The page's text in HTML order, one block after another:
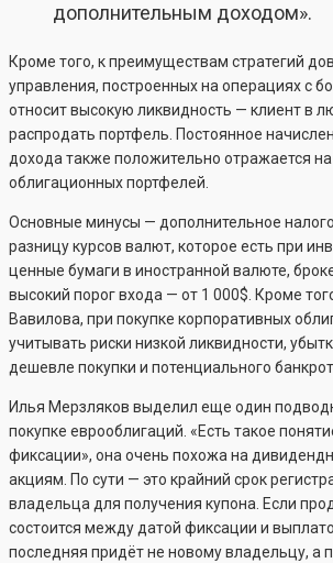
дополнительным доходом».
Кроме того, к преимуществам стратегий
управления, построенных на операциях с
относит высокую ликвидность — клиент в
распродать портфель. Постоянное
дохода также положительно отражается
облигационных портфелей.
Основные минусы — дополнительное
разницу курсов валют, которое есть при
ценные бумаги в иностранной валюте,
высокий порог входа — от 1 000$. Кроме
Вавилова, при покупке корпоративных
учитывать риски низкой ликвидности,
дешевле покупки и потенциального
Илья Мерзляков выделил еще один
покупке еврооблигаций. «Есть такое
фиксации», она очень похожа на
акциям. По сути — это крайний срок
владельца для получения купона. Если
состоится между датой фиксации и
последняя придёт не новому владельцу, а